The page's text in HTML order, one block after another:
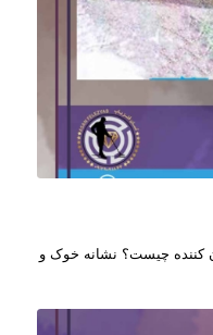
کننده چیست؟ نشانه خوک و